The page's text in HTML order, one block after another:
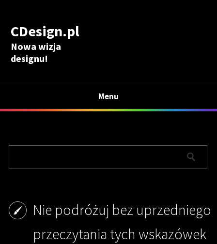
CDesign.pl
Nowa wizja
designu!
Menu
Nie podróżuj bez uprzedniego
przeczytania tych wskazówek